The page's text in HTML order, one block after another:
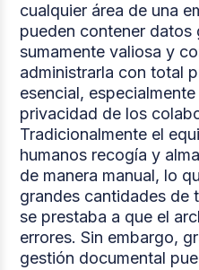
cualquier área de una
pueden contener datos
sumamente valiosa y
administrarla con total
esencial,
privacidad de los
Tradicionalmente el
humanos recogía y
de manera manual, lo
grandes cantidades de
se prestaba a que el
errores. Sin embargo,
gestión documental